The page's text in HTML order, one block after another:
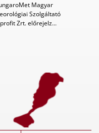
Magyar
Szolgáltató
Zrt. előrejelz...